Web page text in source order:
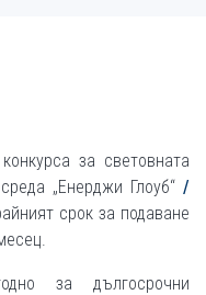
за световната
„Енерджи Глоуб“ /
срок за подаване
за дългосрочни